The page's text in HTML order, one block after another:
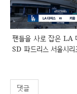
팬들을 사로 잡은 LA
SD 파드리스 서울시리
댓글